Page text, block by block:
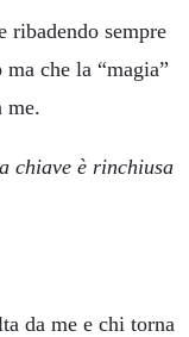
ribadendo sempre
che la “magia”
me.
chiave è rinchiusa
da me e chi torna